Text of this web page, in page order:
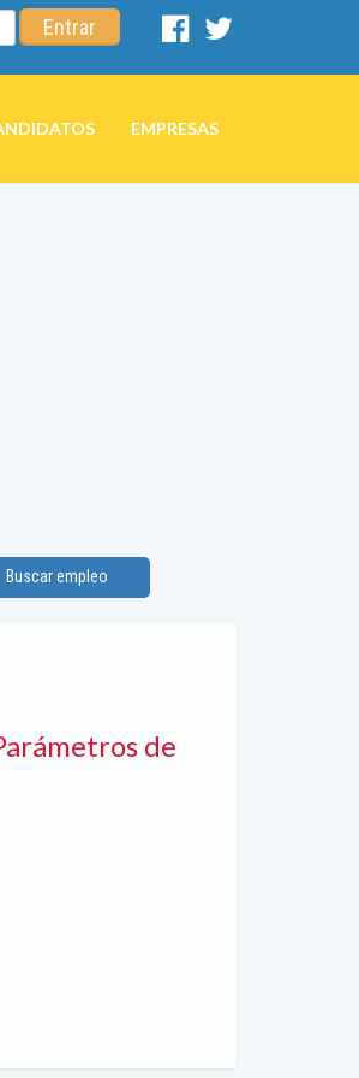
Entrar
Facebook
EMPRESAS
Buscar empleo
de